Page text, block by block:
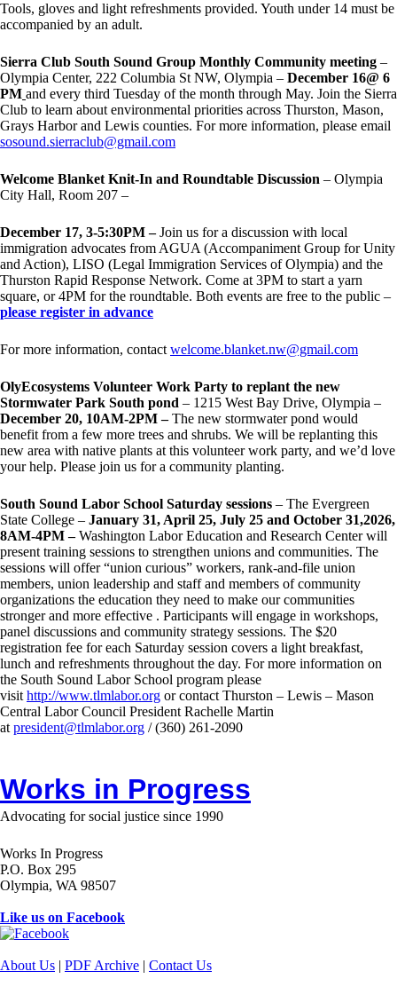
Tools, gloves and light refreshments provided. Youth under 14 must be
accompanied by an adult.
Sierra Club South Sound Group Monthly Community meeting –
Olympia Center, 222 Columbia St NW, Olympia – December 16@ 6
PM and every third Tuesday of the month through May. Join the Sierra
Club to learn about environmental priorities across Thurston, Mason,
Grays Harbor and Lewis counties. For more information, please email
sosound.sierraclub@gmail.com
Welcome Blanket Knit-In and Roundtable Discussion – Olympia
City Hall, Room 207 –
December 17, 3-5:30PM –Join us for a discussion with local
immigration advocates from AGUA (Accompaniment Group for Unity
and Action), LISO (Legal Immigration Services of Olympia) and the
Thurston Rapid Response Network. Come at 3PM to start a yarn
square, or 4PM for the roundtable. Both events are free to the public –
please register in advance
For more information, contact welcome.blanket.nw@gmail.com
OlyEcosystems Volunteer Work Party to replant the new
Stormwater Park South pond – 1215 West Bay Drive, Olympia –
December 20, 10AM-2PM –The new stormwater pond would
benefit from a few more trees and shrubs. We will be replanting this
new area with native plants at this volunteer work party, and we’d love
your help. Please join us for a community planting.
South Sound Labor School Saturday sessions – The Evergreen
State College – January 31, April 25, July 25 and October 31,2026,
8AM-4PM –Washington Labor Education and Research Center will
present training sessions to strengthen unions and communities. The
sessions will offer “union curious” workers, rank-and-file union
members, union leadership and staff and members of community
organizations the education they need to make our communities
stronger and more effective . Participants will engage in workshops,
panel discussions and community strategy sessions. The $20
registration fee for each Saturday session covers a light breakfast,
lunch and refreshments throughout the day. For more information on
the South Sound Labor School program please
visit http://www.tlmlabor.org or contact Thurston – Lewis – Mason
Central Labor Council President Rachelle Martin
at president@tlmlabor.org / (360) 261-2090
Works in Progress
Advocating for social justice since 1990
Works In Progress
P.O. Box 295
Olympia, WA 98507
Like us on Facebook
About Us | PDF Archive | Contact Us